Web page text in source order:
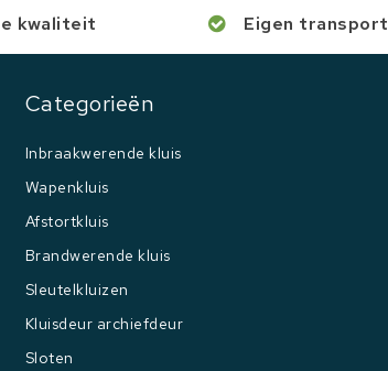
kwaliteit Eigen transport
Categorieën
Inbraakwerende kluis
Wapenkluis
Afstortkluis
Brandwerende kluis
Sleutelkluizen
Kluisdeur archiefdeur
Sloten